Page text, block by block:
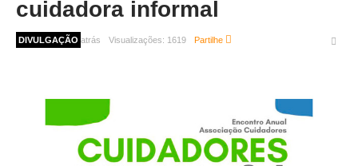
HISTÓRIA
MAPA
CONTACTOS ÚTEIS
IMPRENSA
cuidadora informal
DIVULGAÇÃO
1 ano 10 meses atrás Visualizações: 1619 Partilhe